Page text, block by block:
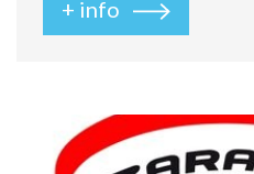
+ info